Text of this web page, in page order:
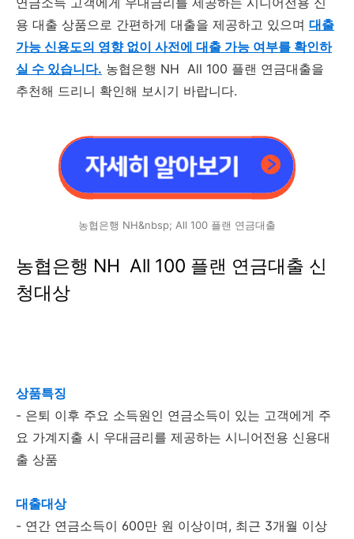
용 대출 상품으로 간편하게 대출을 제공하고 있으며 대출
가능 신용도의 영향 없이 사전에 대출 가능 여부를 확인하
실 수 있습니다. 농협은행 NH All 100 플랜 연금대출을
추천해 드리니 확인해 보시기 바랍니다.
농협은행 NH&nbsp; All 100 플랜 연금대출
농협은행 NH All 100 플랜 연금대출 신
청대상
상품특징
- 은퇴 이후 주요 소득원인 연금소득이 있는 고객에게 주
요 가계지출 시 우대금리를 제공하는 시니어전용 신용대
출 상품
대출대상
- 연간 연금소득이 600만 원 이상이며, 최근 3개월 이상